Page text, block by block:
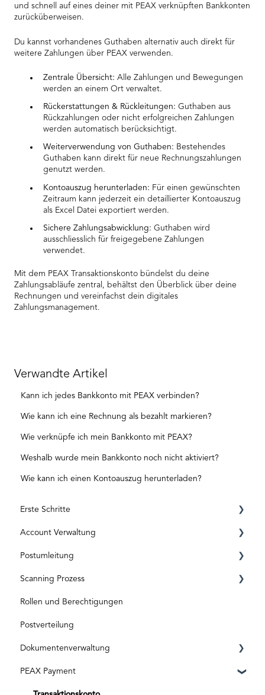
und schnell auf eines deiner mit PEAX verknüpften Bankkonten
zurücküberweisen.
Du kannst vorhandenes Guthaben alternativ auch direkt für
weitere Zahlungen über PEAX verwenden.
Zentrale Übersicht: Alle Zahlungen und Bewegungen
werden an einem Ort verwaltet.
Rückerstattungen & Rückleitungen: Guthaben aus
Rückzahlungen oder nicht erfolgreichen Zahlungen
werden automatisch berücksichtigt.
Weiterverwendung von Guthaben: Bestehendes
Guthaben kann direkt für neue Rechnungszahlungen
genutzt werden.
Kontoauszug herunterladen: Für einen gewünschten
Zeitraum kann jederzeit ein detaillierter Kontoauszug
als Excel Datei exportiert werden.
Sichere Zahlungsabwicklung: Guthaben wird
ausschliesslich für freigegebene Zahlungen
verwendet.
Mit dem PEAX Transaktionskonto bündelst du deine
Zahlungsabläufe zentral, behältst den Überblick über deine
Rechnungen und vereinfachst dein digitales
Zahlungsmanagement.
Verwandte Artikel
Kann ich jedes Bankkonto mit PEAX verbinden?
Wie kann ich eine Rechnung als bezahlt markieren?
Wie verknüpfe ich mein Bankkonto mit PEAX?
Weshalb wurde mein Bankkonto noch nicht aktiviert?
Wie kann ich einen Kontoauszug herunterladen?
Erste Schritte
Registrierung
ID Level
Aktivierungscode
Abos und Kosten
Account Verwaltung
Privat Account
Business Account
Postumleitung
Vor der Aktivierung
Nach der Aktivierung
Scanning Prozess
Posteingang & Scanning
Dokumentverarbeitung
Spezielle Sendungen
Originaldokumente
Rollen und Berechtigungen
Postverteilung
Dokumentenverwaltung
Briefkasten
PEAX Payment